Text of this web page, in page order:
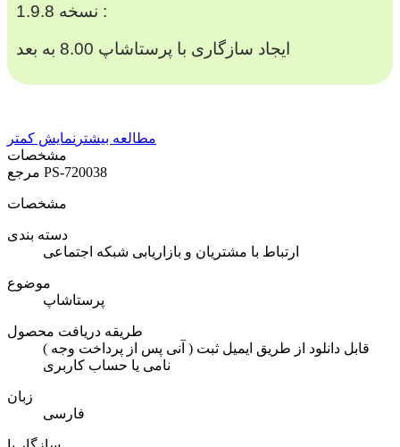
نسخه 1.9.8 :
ایجاد سازگاری با پرستاشاپ 8.00 به بعد
مطالعه بیشتر نمایش کمتر
مشخصات
PS-720038
مشخصات
دسته بندی
ارتباط با مشتریان و بازاریابی شبکه اجتماعی
موضوع
پرستاشاپ
طریقه دریافت محصول
( آنی پس از پرداخت وجه ) قابل دانلود از طریق ایمیل ثبت
نامی یا حساب کاربری
زبان
فارسی